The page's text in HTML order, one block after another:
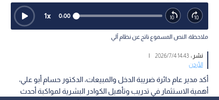
0:00
1x
ملاحظة: النص المسموع ناتج عن نظام آلي
نشر :14:43 2026/7/4
|
الأردن
أكد مدير عام دائرة ضريبة الدخل والمبيعات، الدكتور حسام أبو علي،
أهمية الاستثمار في تدريب وتأهيل الكوادر البشرية لمواكبة أحدث